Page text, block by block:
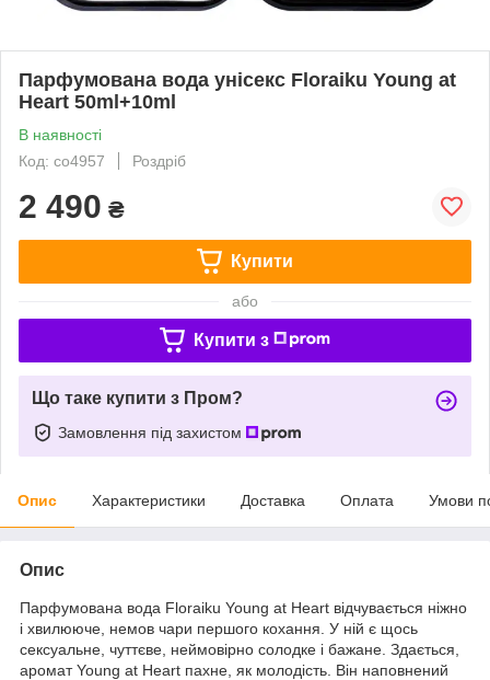
Парфумована вода унісекс Floraiku Young at
Heart 50ml+10ml
В наявності
Код: co4957
Роздріб
2 490 ₴
Купити
або
Купити з
Що таке купити з Пром?
Замовлення під захистом
Опис Характеристики Доставка Оплата Умови
Опис
Парфумована вода Floraiku Young at Heart відчувається ніжно
і хвилююче, немов чари першого кохання. У ній є щось
сексуальне, чуттєве, неймовірно солодке і бажане. Здається,
аромат Young at Heart пахне, як молодість. Він наповнений